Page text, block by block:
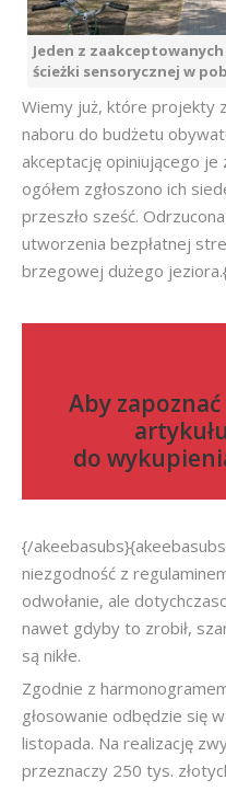
Jeden z
ścieżki sensorycznej w
Wiemy już, które projekty
naboru do budżetu
akceptację opiniującego je
ogółem zgłoszono ich
przeszło sześć.
utworzenia bezpłatnej
brzegowej dużego
Aby zapoznać
do
{/
niezgodność z
odwołanie, ale
nawet gdyby to zrobił,
są nikłe.
Zgodnie z
głosowanie odbędzie się
listopada. Na realizację
przeznaczy 250 tys.